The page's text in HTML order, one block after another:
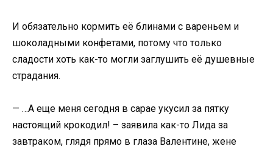
И обязательно кормить её блинами с вареньем и
шоколадными конфетами, потому что только
сладости хоть как-то могли заглушить её душевные
страдания.
— …А еще меня сегодня в сарае укусил за пятку
настоящий крокодил! – заявила как-то Лида за
завтраком, глядя прямо в глаза Валентине, жене